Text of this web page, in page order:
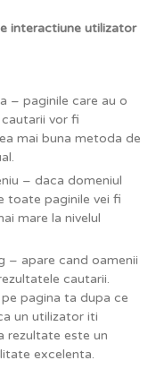
interactiune utilizator
– paginile care au o
vor fi
mai buna metoda de
– daca domeniul
toate paginile vei fi
mare la nivelul
– apare cand oamenii
cautarii.
pagina ta dupa ce
un utilizator iti
rezultate este un
excelenta.